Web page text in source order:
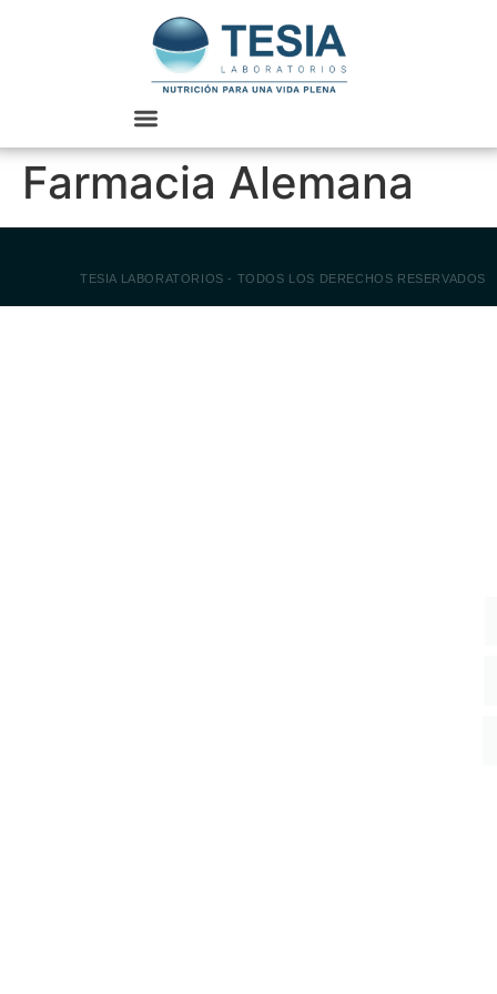
Farmacia Alemana
TESIA LABORATORIOS - TODOS LOS DERECHOS RESERVADOS